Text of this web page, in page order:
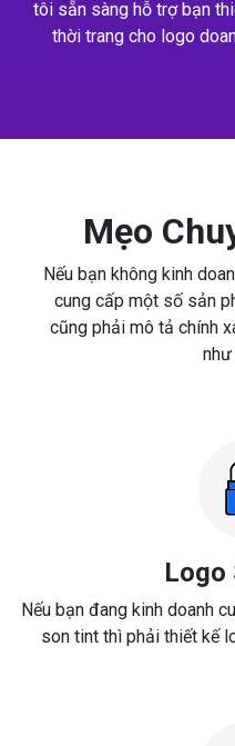
tôi sẵn sàng hỗ trợ bạn
thời trang cho logo
Mẹo
Nếu bạn không kinh
cung cấp một số sản
cũng phải mô tả chính
như
Logo
Nếu bạn đang kinh doanh
son tint thì phải thiết kế